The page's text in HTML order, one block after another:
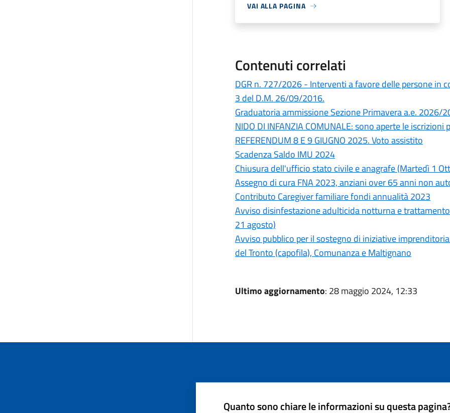
VAI ALLA PAGINA
Contenuti correlati
DGR n. 727/2026 - Interventi a favore delle persone in
3 del D.M. 26/09/2016.
Graduatoria ammissione Sezione Primavera a.e. 2026/
NIDO DI INFANZIA COMUNALE: sono aperte le
REFERENDUM 8 E 9 GIUGNO 2025. Voto assistito
Scadenza Saldo IMU 2024
Chiusura dell'ufficio stato civile e anagrafe (Martedì 1
Assegno di cura FNA 2023, anziani over 65 anni non
Contributo Caregiver familiare fondi annualità 2023
Avviso disinfestazione adulticida notturna e
21 agosto)
Avviso pubblico per il sostegno di iniziative
del Tronto (capofila), Comunanza e Maltignano
Ultimo aggiornamento: 28 maggio 2024, 12:33
Quanto sono chiare le informazioni su questa